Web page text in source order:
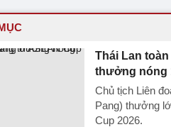
Thái Lan
thưởng nóng
Chủ tịch Liên
Pang) thưởng
Cup 2026.